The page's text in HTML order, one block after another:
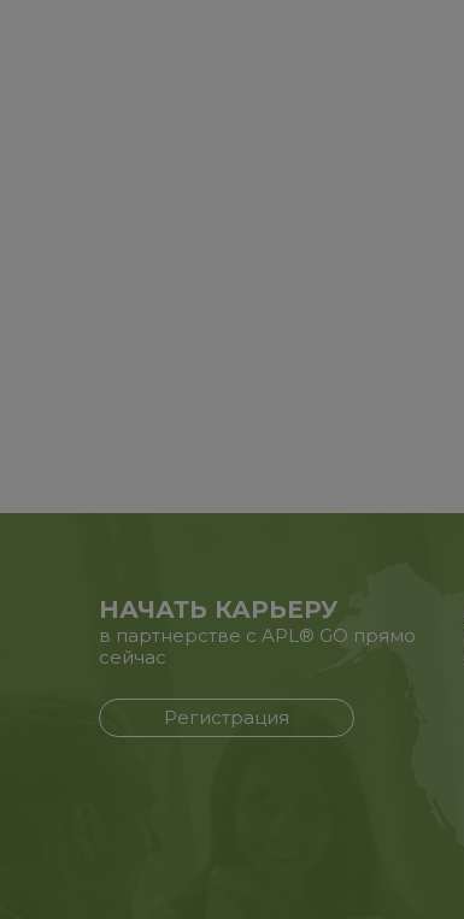
НАЧАТЬ КАРЬЕРУ
в партнерстве с APL® GO прямо
сейчас
Регистрация